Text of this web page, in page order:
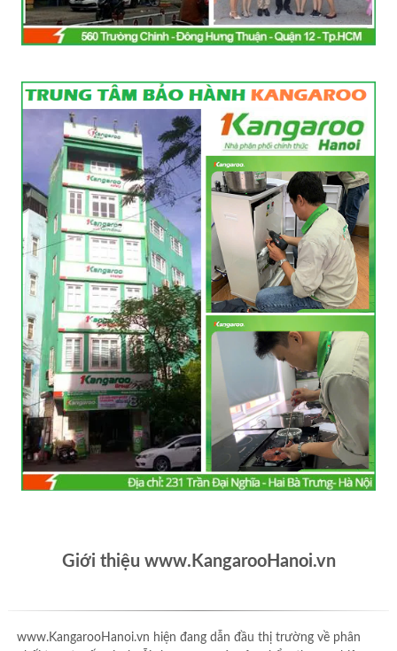
Giới thiệu www.KangarooHanoi.vn
www.KangarooHanoi.vn hiện đang dẫn đầu thị trường về phân